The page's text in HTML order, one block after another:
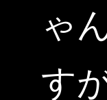
ゃ
す